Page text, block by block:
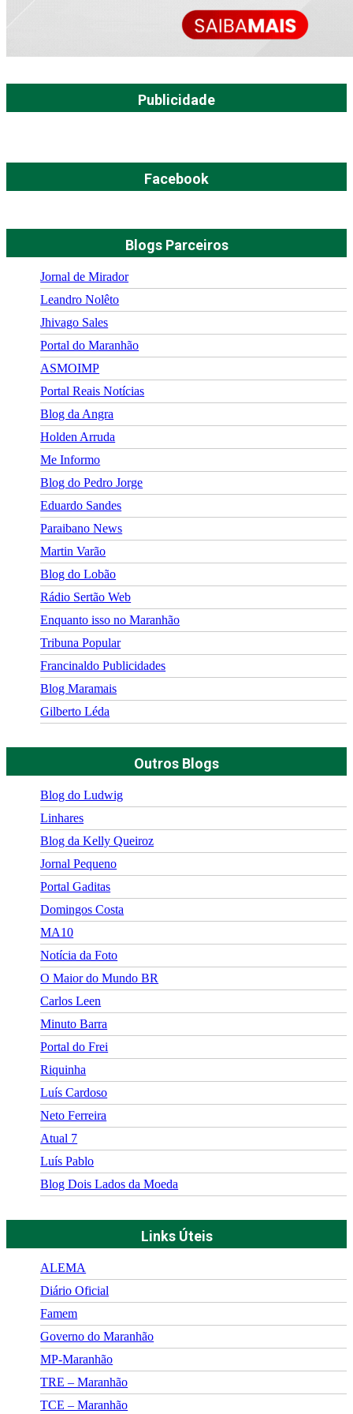
Publicidade
Facebook
Blogs Parceiros
Jornal de Mirador
Leandro Nolêto
Jhivago Sales
Portal do Maranhão
ASMOIMP
Portal Reais Notí­cias
Blog da Angra
Holden Arruda
Me Informo
Blog do Pedro Jorge
Eduardo Sandes
Paraibano News
Martin Varão
Blog do Lobão
Rádio Sertão Web
Enquanto isso no Maranhão
Tribuna Popular
Francinaldo Publicidades
Blog Maramais
Gilberto Léda
Outros Blogs
Blog do Ludwig
Linhares
Blog da Kelly Queiroz
Jornal Pequeno
Portal Gaditas
Domingos Costa
MA10
Notícia da Foto
O Maior do Mundo BR
Carlos Leen
Minuto Barra
Portal do Frei
Riquinha
Luís Cardoso
Neto Ferreira
Atual 7
Luís Pablo
Blog Dois Lados da Moeda
Links Úteis
ALEMA
Diário Oficial
Famem
Governo do Maranhão
MP-Maranhão
TRE – Maranhão
TCE – Maranhão